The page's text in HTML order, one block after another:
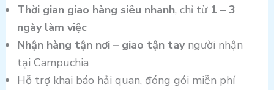
Thời gian giao hàng siêu nhanh, chỉ từ 1 – 3
ngày làm việc
Nhận hàng tận nơi – giao tận tayngười nhận
tại Campuchia
Hỗ trợ khai báo hải quan, đóng gói miễn phí